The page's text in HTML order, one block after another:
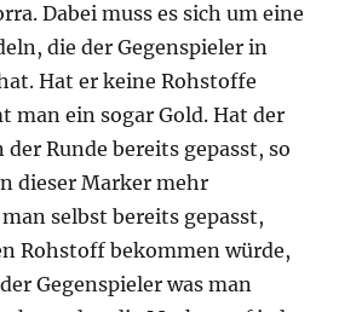
Dabei muss es sich um eine
die der Gegenspieler in
Hat er keine Rohstoffe
man ein sogar Gold. Hat der
der Runde bereits gepasst, so
dieser Marker mehr
selbst bereits gepasst,
Rohstoff bekommen würde,
Gegenspieler was man